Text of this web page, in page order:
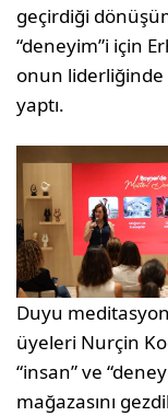
geçirdiği
“deneyim”i için
onun liderliğinde
yaptı.
Duyu
üyeleri Nurçin
“insan” ve
mağazasını